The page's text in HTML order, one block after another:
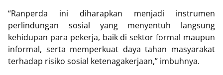
“Ranperda ini diharapkan menjadi instrumen
perlindungan sosial yang menyentuh langsung
kehidupan para pekerja, baik di sektor formal maupun
informal, serta memperkuat daya tahan masyarakat
terhadap risiko sosial ketenagakerjaan,” imbuhnya.